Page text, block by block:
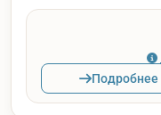
Подробнее